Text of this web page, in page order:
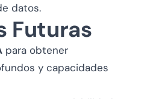
datos.
Futuras
para obtener
y capacidades